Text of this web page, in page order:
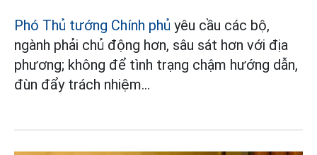
Phó Thủ tướng Chính phủ yêu cầu các bộ,
ngành phải chủ động hơn, sâu sát hơn với địa
phương; không để tình trạng chậm hướng dẫn,
đùn đẩy trách nhiệm...